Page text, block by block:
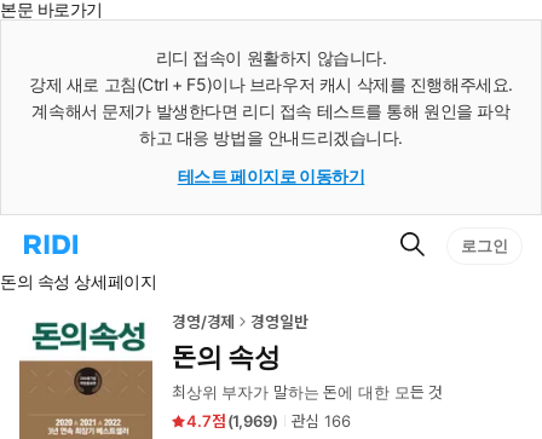
본문 바로가기
리디 접속이 원활하지 않습니다.
강제 새로 고침(Ctrl + F5)이나 브라우저 캐시 삭제를 진행해주세요.
계속해서 문제가 발생한다면 리디 접속 테스트를 통해 원인을 파악
하고 대응 방법을 안내드리겠습니다.
테스트 페이지로 이동하기
리
홈
로
이
동
검
로그인
돈의 속성 상세페이지
경영/경제 경영일반
돈의 속성
최상위 부자가 말하는 돈에 대한 모든 것
4.7
(1,969) 관심166